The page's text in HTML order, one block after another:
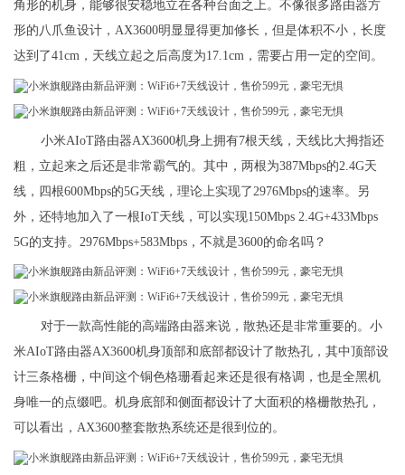
角形的机身，能够很安稳地立在各种台面之上。不像很多路由器方
形的八爪鱼设计，AX3600明显显得更加修长，但是体积不小，长度
达到了41cm，天线立起之后高度为17.1cm，需要占用一定的空间。
小米AIoT路由器AX3600机身上拥有7根天线，天线比大拇指还
粗，立起来之后还是非常霸气的。其中，两根为387Mbps的2.4G天
线，四根600Mbps的5G天线，理论上实现了2976Mbps的速率。另
外，还特地加入了一根IoT天线，可以实现150Mbps 2.4G+433Mbps
5G的支持。2976Mbps+583Mbps，不就是3600的命名吗？
对于一款高性能的高端路由器来说，散热还是非常重要的。小
米AIoT路由器AX3600机身顶部和底部都设计了散热孔，其中顶部设
计三条格栅，中间这个铜色格珊看起来还是很有格调，也是全黑机
身唯一的点缀吧。机身底部和侧面都设计了大面积的格栅散热孔，
可以看出，AX3600整套散热系统还是很到位的。